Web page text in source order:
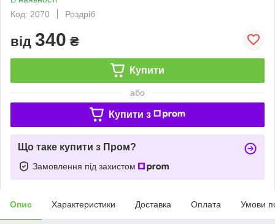
Код: 2070
Роздріб
від 340 ₴
Купити
або
Купити з
Що таке купити з Пром?
Замовлення під захистом
Опис Характеристики Доставка Оплата Умови